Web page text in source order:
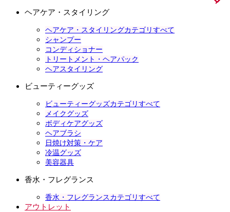
ヘアケア・スタイリング
ヘアケア・スタイリングカテゴリすべて
シャンプー
コンディショナー
トリートメント・ヘアパック
ヘアスタイリング
ビューティーグッズ
ビューティーグッズカテゴリすべて
メイクグッズ
ボディケアグッズ
ヘアブラシ
日焼け対策・ケア
冷温グッズ
美容器具
香水・フレグランス
香水・フレグランスカテゴリすべて
アウトレット